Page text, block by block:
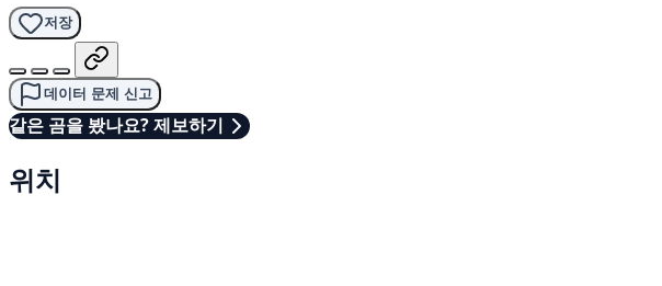
저장
데이터 문제 신고
같은 곰을 봤나요? 제보하기
위치